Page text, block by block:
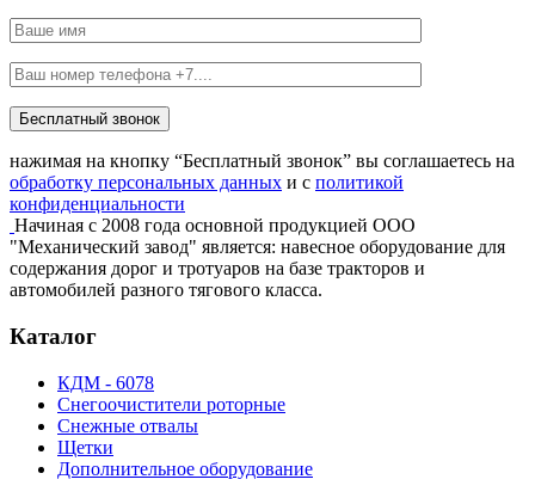
Бесплатный звонок
нажимая на кнопку “Бесплатный звонок” вы соглашаетесь на
обработку персональных данных и с политикой
конфиденциальности
Начиная с 2008 года основной продукцией ООО
"Механический завод" является: навесное оборудование для
содержания дорог и тротуаров на базе тракторов и
автомобилей разного тягового класса.
Каталог
КДМ - 6078
Снегоочистители роторные
Снежные отвалы
Щетки
Дополнительное оборудование